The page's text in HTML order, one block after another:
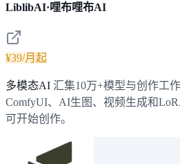
LiblibAI·哩布哩布AI
¥39/月起
多模态AI 汇集10万+模型与创作工
ComfyUI、AI生图、视频生成和
可开始创作。